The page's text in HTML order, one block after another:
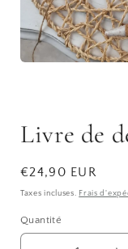
une
fenêtre
Livre de
Prix
habituel
€24,90 EUR
Taxes incluses. Frais
Quantité